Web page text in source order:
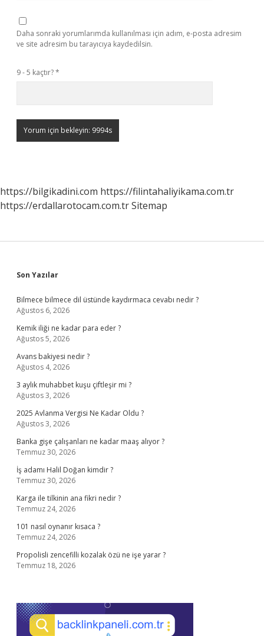
Daha sonraki yorumlarımda kullanılması için adım, e-posta adresim
ve site adresim bu tarayıcıya kaydedilsin.
9 - 5 kaçtır?*
https://bilgikadini.com https://filintahaliyikama.com.tr
https://erdallarotocam.com.trSitemap
Sidebar
Son Yazılar
Bilmece bilmece dil üstünde kaydırmaca cevabı nedir ?
Ağustos 6, 2026
Kemik iliği ne kadar para eder ?
Ağustos 5, 2026
Avans bakiyesi nedir ?
Ağustos 4, 2026
3 aylık muhabbet kuşu çiftleşir mi ?
Ağustos 3, 2026
2025 Avlanma Vergisi Ne Kadar Oldu ?
Ağustos 3, 2026
Banka gişe çalışanları ne kadar maaş alıyor ?
Temmuz 30, 2026
İş adamı Halil Doğan kimdir ?
Temmuz 30, 2026
Karga ile tilkinin ana fikri nedir ?
Temmuz 24, 2026
101 nasıl oynanır kısaca ?
Temmuz 24, 2026
Propolisli zencefilli kozalak özü ne işe yarar ?
Temmuz 18, 2026